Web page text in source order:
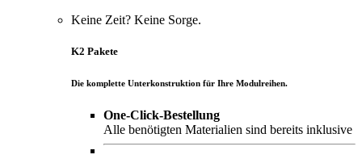
Keine Zeit? Keine Sorge.
K2 Pakete
Die komplette Unterkonstruktion für Ihre Modulreihen.
One-Click-Bestellung
Alle benötigten Materialien sind bereits inklusive